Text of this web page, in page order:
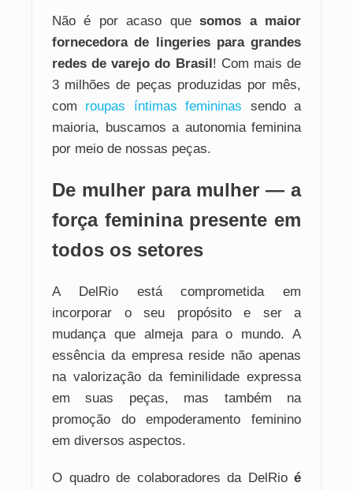
Não é por acaso quesomos a maior
fornecedora de lingeries para grandes
redes de varejo do Brasil! Com mais de
3 milhões de peças produzidas por mês,
com roupas íntimas femininas sendo a
maioria, buscamos a autonomia feminina
por meio de nossas peças.
De mulher para mulher — a
força feminina presente em
todos os setores
A DelRio está comprometida em
incorporar o seu propósito e ser a
mudança que almeja para o mundo. A
essência da empresa reside não apenas
na valorização da feminilidade expressa
em suas peças, mas também na
promoção do empoderamento feminino
em diversos aspectos.
O quadro de colaboradores da DelRioé